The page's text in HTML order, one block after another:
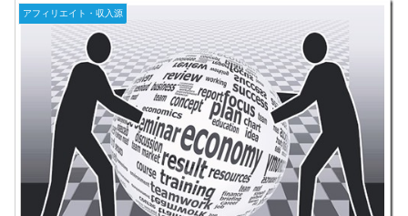
アフィリエイト・収入源